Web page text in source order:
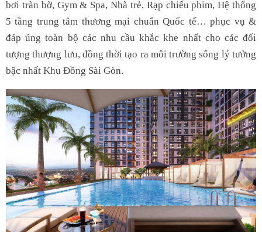
bơi tràn bờ, Gym & Spa, Nhà trẻ, Rạp chiếu phim, Hệ thống
5 tầng trung tâm thương mại chuẩn Quốc tế… phục vụ &
đáp úng toàn bộ các nhu cầu khắc khe nhất cho các đối
tượng thượng lưu, đồng thời tạo ra môi trường sống lý tưởng
bậc nhất Khu Đồng Sài Gòn.